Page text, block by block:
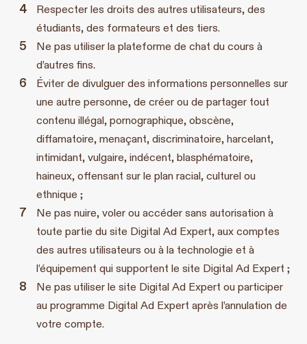
Respecter les droits des autres utilisateurs, des
étudiants, des formateurs et des tiers.
Ne pas utiliser la plateforme de chat du cours à
d’autres fins.
Éviter de divulguer des informations personnelles sur
une autre personne, de créer ou de partager tout
contenu illégal, pornographique, obscène,
diffamatoire, menaçant, discriminatoire, harcelant,
intimidant, vulgaire, indécent, blasphématoire,
haineux, offensant sur le plan racial, culturel ou
ethnique ;
Ne pas nuire, voler ou accéder sans autorisation à
toute partie du site Digital Ad Expert, aux comptes
des autres utilisateurs ou à la technologie et à
l’équipement qui supportent le site Digital Ad Expert ;
Ne pas utiliser le site Digital Ad Expert ou participer
au programme Digital Ad Expert après l’annulation de
votre compte.